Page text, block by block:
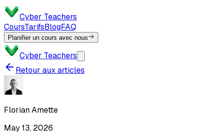
Cyber Teachers
CoursTarifsBlogFAQ
Planifier un cours avec nous
Cyber Teachers
Retour aux articles
Florian Amette
May 13, 2026